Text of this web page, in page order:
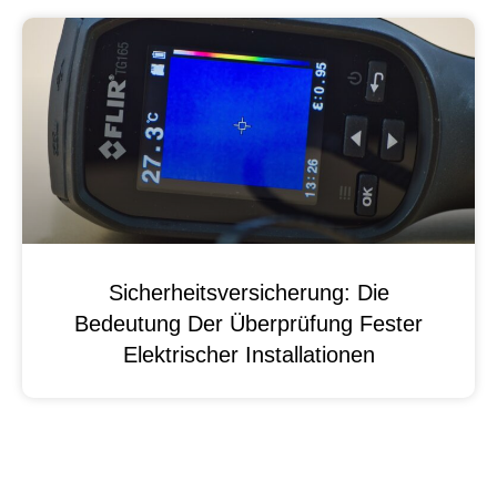
Sicherheitsversicherung: Die
Bedeutung Der Überprüfung Fester
Elektrischer Installationen